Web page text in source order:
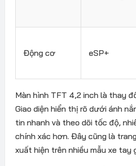
Động cơ eSP+
Màn hình TFT 4,2 inch là thay
Giao diện hiển thị rõ dưới ánh
tin nhanh và theo dõi tốc độ,
chính xác hơn. Đây cũng là
xuất hiện trên nhiều mẫu xe tay